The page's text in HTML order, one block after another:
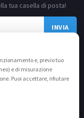
e, previo tuo
e di misurazione
Puoi accettare, rifiutare
tua casella di posta!